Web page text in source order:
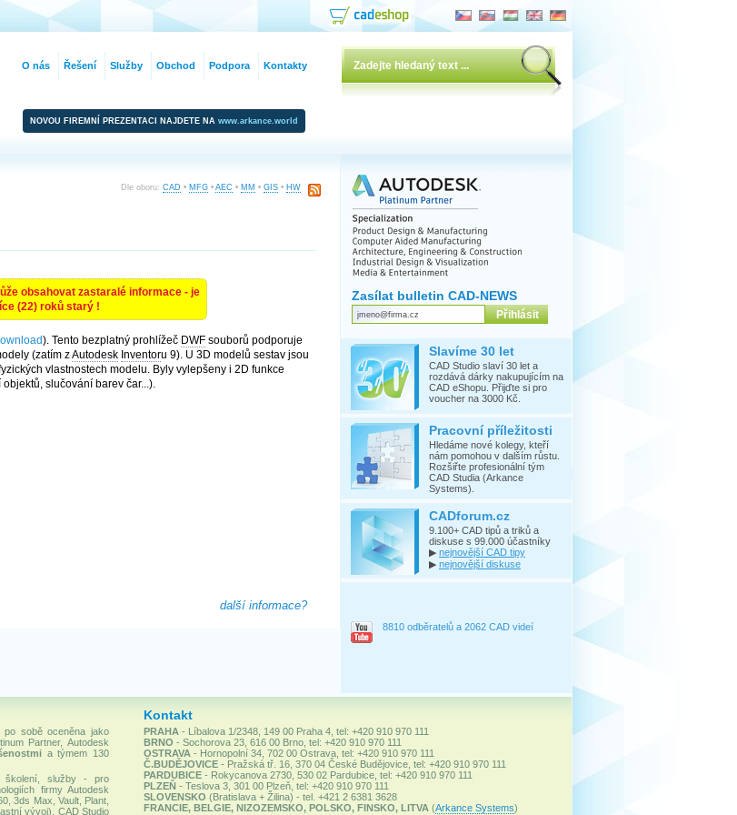
NOVOU FIREMNÍ PREZENTACI NAJDETE NA www.arkance.world
Dle oboru: CAD • MFG • AEC • MM • GIS • HW
obsahovat zastaralé informace - je
(22) roků starý !
). Tento bezplatný prohlížeč DWF souborů podporuje
(zatím zAutodesk Inventoru 9). U 3D modelů sestav jsou
vlastnostech modelu. Byly vylepšeny i 2D funkce
slučování barev čar...).
další informace?
Zasílat bulletin CAD-NEWS
Slavíme 30 let
CAD Studio slaví 30 let a
rozdává dárky nakupujícím na
CAD eShopu. Přijďte si pro
voucher na 3000 Kč.
Pracovní příležitosti
Hledáme nové kolegy, kteří
nám pomohou v dalším růstu.
Rozšiřte profesionální tým
CAD Studia (Arkance
Systems).
CADforum.cz
9.100+ CAD tipů a triků a
diskuse s 99.000 účastníky
▶ nejnovější CAD tipy
▶ nejnovější diskuse
8810 odběratelů a 2062 CAD videí
po sobě oceněna jako
Partner, Autodesk
a týmem 130
služby - pro
firmy Autodesk
3ds Max, Vault, Plant,
vývoj). CAD Studio
Kontakt
PRAHA - Líbalova 1/2348, 149 00 Praha 4, tel: +420 910 970 111
BRNO - Sochorova 23, 616 00 Brno, tel: +420 910 970 111
OSTRAVA - Hornopolní 34, 702 00 Ostrava, tel: +420 910 970 111
Č.BUDĚJOVICE- Pražská tř. 16, 370 04 České Budějovice, tel: +420 910 970 111
PARDUBICE- Rokycanova 2730, 530 02 Pardubice, tel: +420 910 970 111
PLZEŇ- Teslova 3, 301 00 Plzeň, tel: +420 910 970 111
SLOVENSKO (Bratislava + Žilina) - tel. +421 2 6381 3628
FRANCIE, BELGIE, NIZOZEMSKO, POLSKO, FINSKO, LITVA (Arkance Systems)
O nás Řešení Služby Obchod Podpora Kontakty